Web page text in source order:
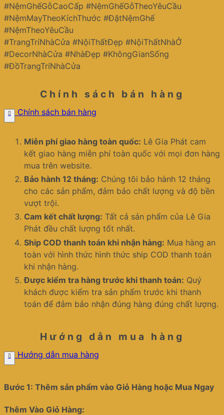
#NệmGhếGỗCaoCấp #NệmGhếGỗTheoYêuCầu
#NệmMayTheoKíchThước #ĐặtNệmGhế
#NệmTheoYêuCầu
#TrangTríNhàCửa #NộiThấtĐẹp #NộiThấtNhàỞ
#DecorNhàCửa #NhàĐẹp #KhôngGianSống
#ĐồTrangTríNhàCửa
Chính sách bán hàng
Chính sách bán hàng
Miễn phí giao hàng toàn quốc: Lê Gia Phát cam
kết giao hàng miễn phí toàn quốc với mọi đơn hàng
mua trên website.
Bảo hành 12 tháng: Chúng tôi bảo hành 12 tháng
cho các sản phẩm, đảm bảo chất lượng và độ bền
vượt trội.
Cam kết chất lượng: Tất cả sản phẩm của Lê Gia
Phát đều chất lượng tốt nhất.
Ship COD thanh toán khi nhận hàng: Mua hàng an
toàn với hình thức hình thức ship COD thanh toán
khi nhận hàng.
Được kiểm tra hàng trước khi thanh toán: Quý
khách được kiểm tra sản phẩm trước khi thanh
toán để đảm bảo nhận đúng hàng đúng chất lượng.
Hướng dẫn mua hàng
Hướng dẫn mua hàng
Bước 1: Thêm sản phẩm vào Giỏ Hàng hoặc Mua Ngay
Thêm Vào Giỏ Hàng: